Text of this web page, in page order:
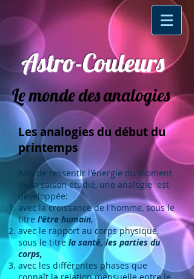
Astro-Couleurs
Les analogies du début du
printemps
Afin de ressentir l'énergie du moment
de la saison étudié, une analogie est
développée:
avec la croissance de l'homme, sous le
titrel'être humain,
avec le rapport au corps physique,
sous le titre la santé, les parties du
corps,
avec les différentes phases que
Le monde des analogies